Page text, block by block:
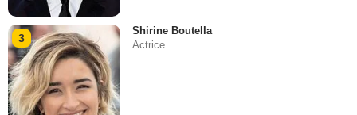
3
Shirine Boutella
Actrice